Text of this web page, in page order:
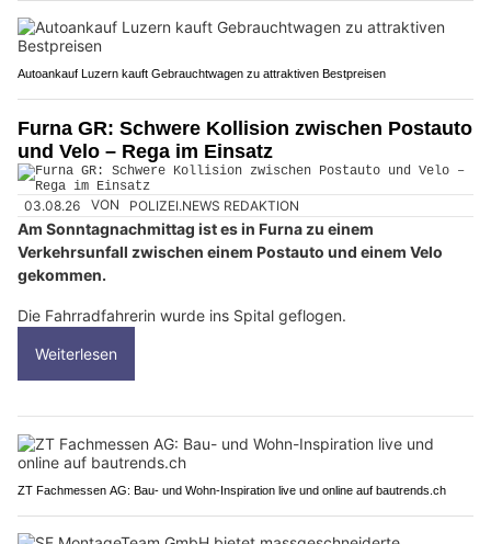
Autoankauf Luzern kauft Gebrauchtwagen zu attraktiven Bestpreisen
Furna GR: Schwere Kollision zwischen Postauto
und Velo – Rega im Einsatz
03.08.26 VON POLIZEI.NEWS REDAKTION
Am Sonntagnachmittag ist es in Furna zu einem
Verkehrsunfall zwischen einem Postauto und einem Velo
gekommen.
Die Fahrradfahrerin wurde ins Spital geflogen.
Weiterlesen
ZT Fachmessen AG: Bau- und Wohn-Inspiration live und online auf bautrends.ch